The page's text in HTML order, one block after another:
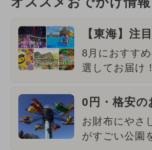
【東海】注
8月におすす
選してお届け！
0円・格安の
お財布にやさ
がすごい公園